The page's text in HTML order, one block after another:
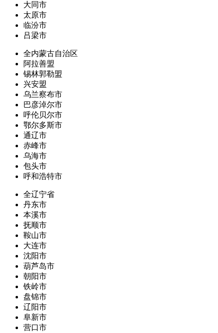
大同市
太原市
临汾市
吕梁市
全内蒙古自治区
阿拉善盟
锡林郭勒盟
兴安盟
乌兰察布市
巴彦淖尔市
呼伦贝尔市
鄂尔多斯市
通辽市
赤峰市
乌海市
包头市
呼和浩特市
全辽宁省
丹东市
本溪市
抚顺市
鞍山市
大连市
沈阳市
葫芦岛市
朝阳市
铁岭市
盘锦市
辽阳市
阜新市
营口市